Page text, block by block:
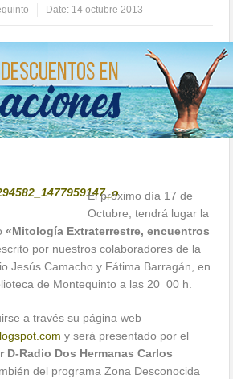
Date: 14 octubre 2013
El próximo día 17 de
Octubre, tendrá lugar la
«Mitología Extraterrestre, encuentros
por nuestros colaboradores de la
Jesús Camacho y Fátima Barragán, en
de Montequinto a las 20_00 h.
a través su página web
y será presentado por el
Radio Dos Hermanas Carlos
del programa Zona Desconocida